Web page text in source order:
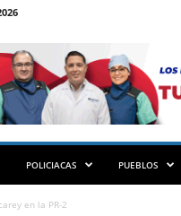
POLICIACAS PUEBLOS
en la PR-2